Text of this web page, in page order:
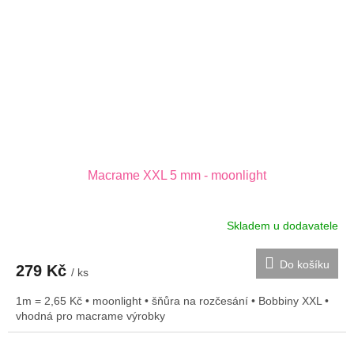
Macrame XXL 5 mm - moonlight
Skladem u dodavatele
279 Kč / ks
Do košíku
1m = 2,65 Kč • moonlight • šňůra na rozčesání • Bobbiny XXL •
vhodná pro macrame výrobky